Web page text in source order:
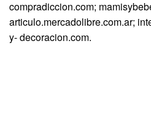
compradiccion.com;
articulo.mercadolibre.com.ar;
y- decoracion.com.